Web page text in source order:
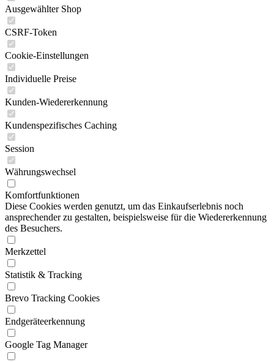
Ausgewählter Shop
CSRF-Token
Cookie-Einstellungen
Individuelle Preise
Kunden-Wiedererkennung
Kundenspezifisches Caching
Session
Währungswechsel
Komfortfunktionen
Diese Cookies werden genutzt, um das Einkaufserlebnis noch
ansprechender zu gestalten, beispielsweise für die Wiedererkennung
des Besuchers.
Merkzettel
Statistik & Tracking
Brevo Tracking Cookies
Endgeräteerkennung
Google Tag Manager